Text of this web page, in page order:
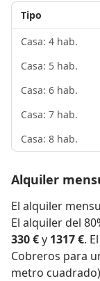
Tipo
Casa: 4 hab.
Casa: 5 hab.
Casa: 6 hab.
Casa: 7 hab.
Casa: 8 hab.
Alquiler
El alquiler
El alquiler del
330 €y 1317 €.
Cobreros para
metro